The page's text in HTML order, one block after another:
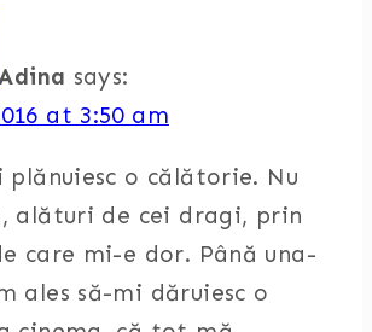
says:
at 3:50 am
plănuiesc o călătorie. Nu
alături de cei dragi, prin
care mi-e dor. Până una-
ales să-mi dăruiesc o